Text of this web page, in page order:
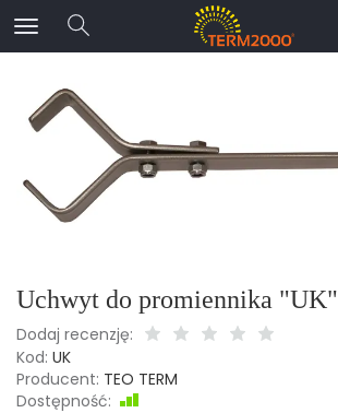
Uchwyt do promiennika "UK"
Dodaj recenzję:
Kod: UK
Producent: TEO TERM
Dostępność: